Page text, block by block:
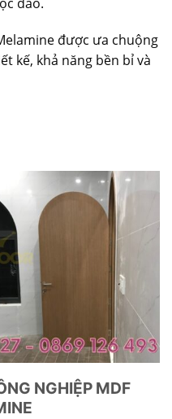
được ưa chuộng
kế, khả năng bền bỉ và
NGHIỆP MDF